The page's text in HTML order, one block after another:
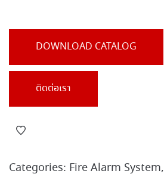
DOWNLOAD CATALOG
ติดต่อเรา
Categories: Fire Alarm System,